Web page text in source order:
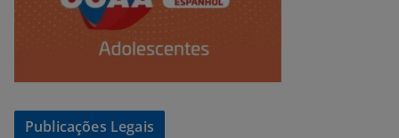
Publicações Legais